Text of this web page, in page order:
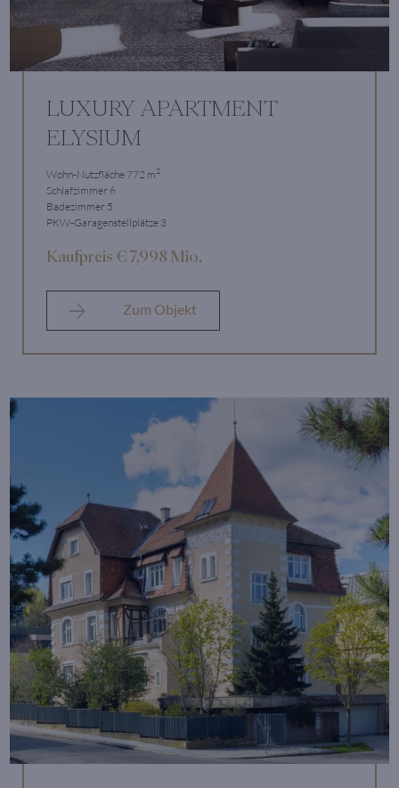
LUXURY APARTMENT
ELYSIUM
Wohn-Nutzfläche 772 m2
Schlafzimmer 6
Badezimmer 5
PKW-Garagenstellplätze 3
Kaufpreis € 7,998 Mio.
Zum Objekt